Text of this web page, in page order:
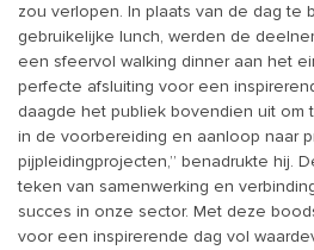
zou verlopen. In plaats van de dag te
gebruikelijke lunch, werden de
een sfeervol walking dinner aan het
perfecte afsluiting voor een
daagde het publiek bovendien uit om
in de voorbereiding en aanloop naar
pijpleidingprojecten,” benadrukte hij.
teken van samenwerking en
succes in onze sector. Met deze
voor een inspirerende dag vol